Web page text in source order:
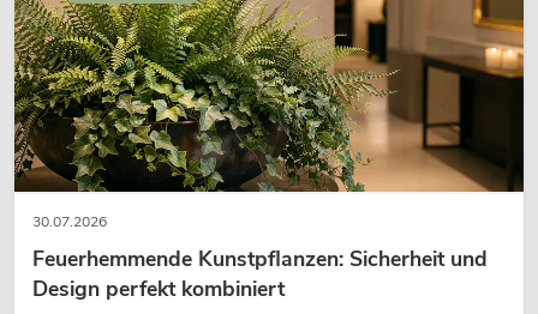
OMNITRONIC PM-211 DJ-Mixer
No. 10006870 Artikel nicht mehr verfügbar
30.07.2026
Feuerhemmende Kunstpflanzen: Sicherheit und
Design perfekt kombiniert